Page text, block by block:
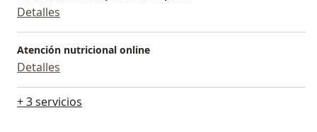
Detalles
Atención nutricional online
Detalles
+ 3 servicios